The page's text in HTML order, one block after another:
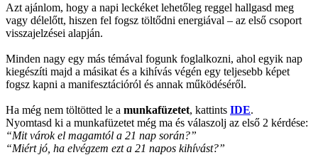
Azt ajánlom, hogy a napi leckéket lehetőleg reggel hallgasd meg
vagy délelőtt, hiszen fel fogsz töltődni energiával – az első csoport
visszajelzései alapján.
Minden nagy egy más témával fogunk foglalkozni, ahol egyik nap
kiegészíti majd a másikat és a kihívás végén egy teljesebb képet
fogsz kapni a manifesztációról és annak működéséről.
Ha még nem töltötted le a munkafüzetet, kattints IDE.
Nyomtasd ki a munkafüzetet még ma és válaszolj az első 2 kérdése:
“Mit várok el magamtól a 21 nap során?”
“Miért jó, ha elvégzem ezt a 21 napos kihívást?”